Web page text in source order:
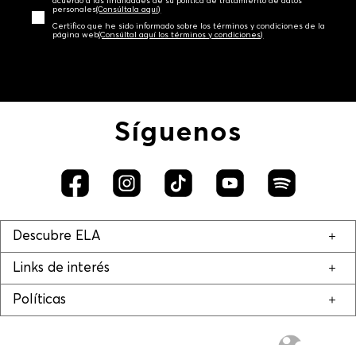
personales‎(Consúltala aquí)
Certifico que he sido informado sobre los términos y condiciones de la
página web‎(Consúltal aquí los términos y condiciones)
Síguenos
Descubre ELA
Links de interés
Políticas